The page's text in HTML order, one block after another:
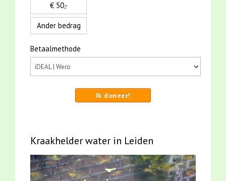
€ 50,-
Ander bedrag
Betaalmethode
Ik doneer!
Kraakhelder water in Leiden